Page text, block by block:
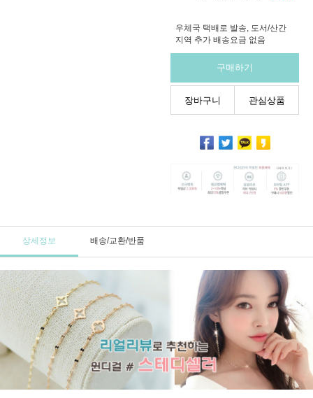
우체국 택배로 발송, 도서/산간
지역 추가 배송요금 없음
구매하기
장바구니 관심상품
상세정보 배송/교환/반품